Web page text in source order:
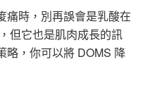
痛時，別再誤會是乳酸在
但它也是肌肉成長的訊
略，你可以將 DOMS 降